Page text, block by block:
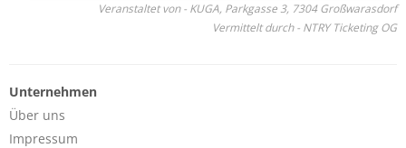
Veranstaltet von - KUGA, Parkgasse 3, 7304 Großwarasdorf
Vermittelt durch - NTRY Ticketing OG
Unternehmen
Über uns
Impressum